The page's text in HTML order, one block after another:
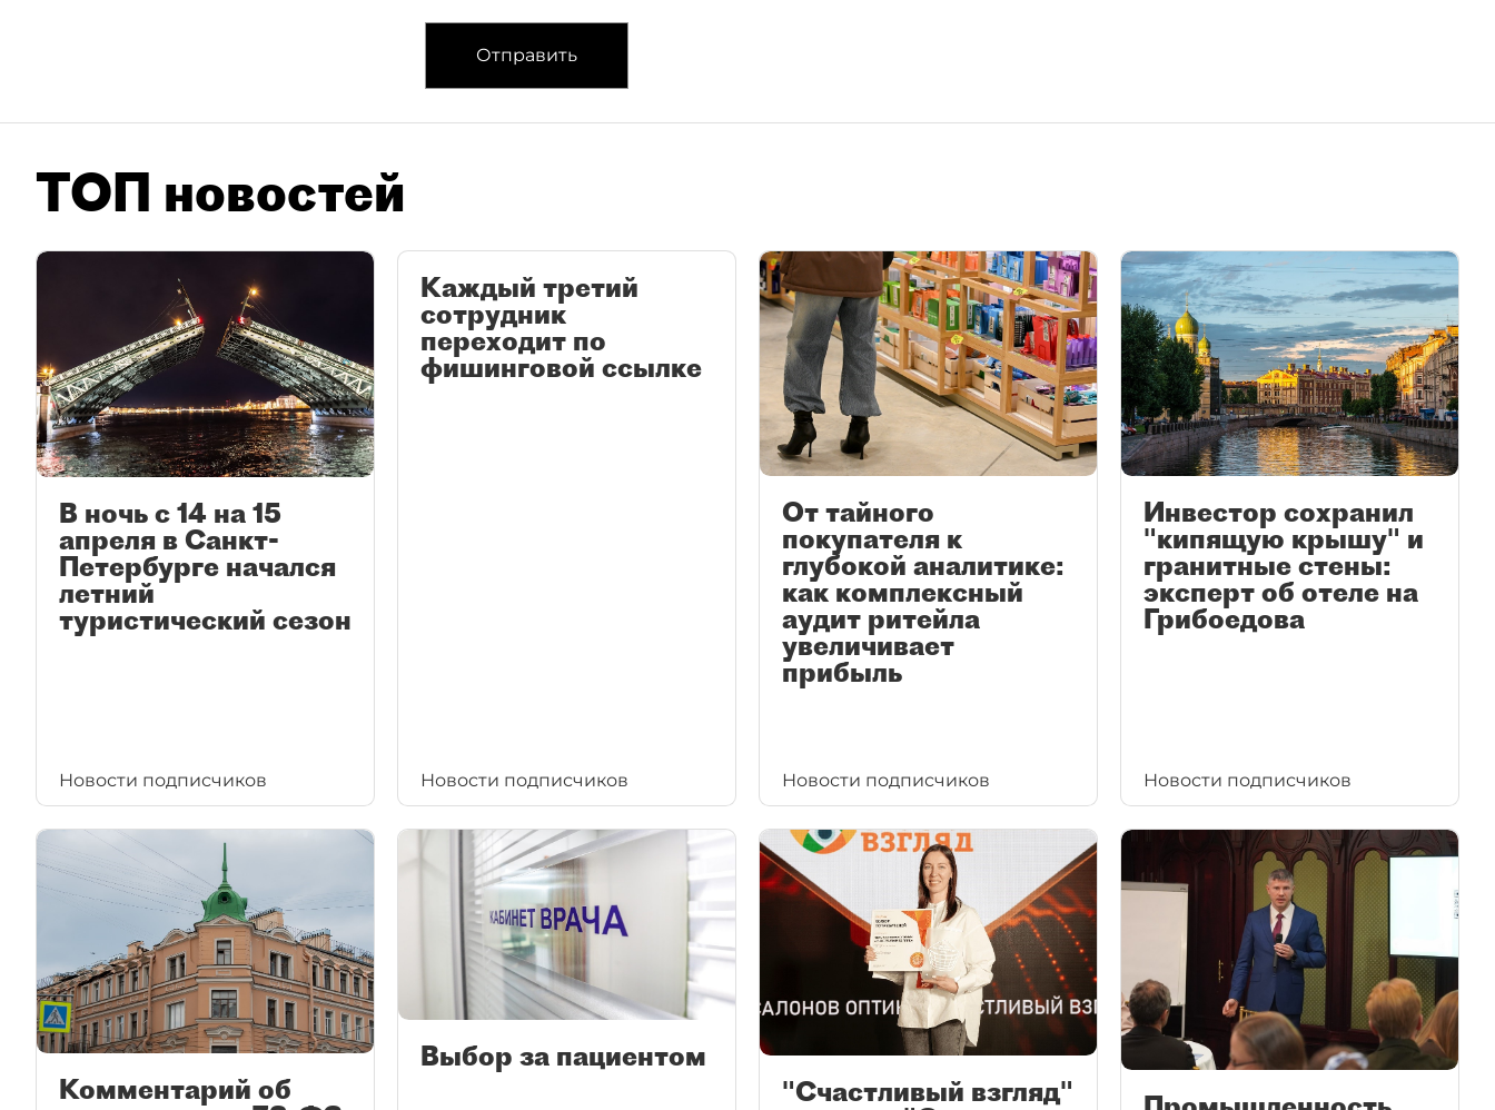
Отправить
ТОП новостей
В ночь с 14 на 15
апреля в Санкт-
Петербурге начался
летний
туристический сезон
Новости подписчиков
Каждый третий
сотрудник
переходит по
фишинговой ссылке
Новости подписчиков
От тайного
покупателя к
глубокой аналитике:
как комплексный
аудит ритейла
увеличивает
прибыль
Новости подписчиков
Инвестор сохранил
"кипящую крышу" и
гранитные стены:
эксперт об отеле на
Грибоедова
Новости подписчиков
Комментарий об
Выбор за пациентом
"Счастливый взгляд"